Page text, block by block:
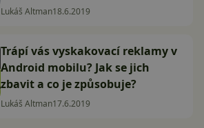
Lukáš Altman18.6.2019
Trápí vás vyskakovací reklamy v
Android mobilu? Jak se jich
zbavit a co je způsobuje?
Lukáš Altman17.6.2019